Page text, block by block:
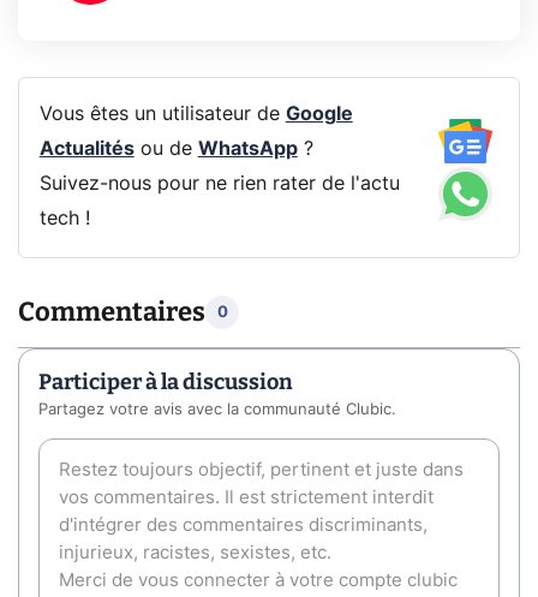
Vous êtes un utilisateur de Google
Actualitésou de WhatsApp?
Suivez-nous pour ne rien rater de l'actu
tech !
Commentaires 0
Participer à la discussion
Partagez votre avis avec la communauté Clubic.